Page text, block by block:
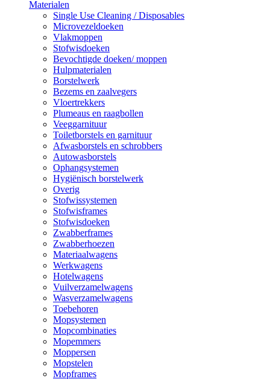
Materialen
Single Use Cleaning / Disposables
Microvezeldoeken
Vlakmoppen
Stofwisdoeken
Bevochtigde doeken/ moppen
Hulpmaterialen
Borstelwerk
Bezems en zaalvegers
Vloertrekkers
Plumeaus en raagbollen
Veeggarnituur
Toiletborstels en garnituur
Afwasborstels en schrobbers
Autowasborstels
Ophangsystemen
Hygiënisch borstelwerk
Overig
Stofwissystemen
Stofwisframes
Stofwisdoeken
Zwabberframes
Zwabberhoezen
Materiaalwagens
Werkwagens
Hotelwagens
Vuilverzamelwagens
Wasverzamelwagens
Toebehoren
Mopsystemen
Mopcombinaties
Mopemmers
Moppersen
Mopstelen
Mopframes